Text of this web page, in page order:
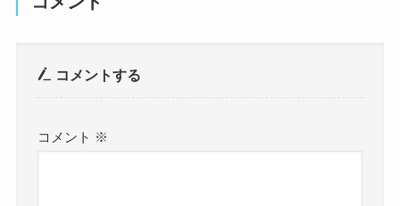
コメントする
コメント ※